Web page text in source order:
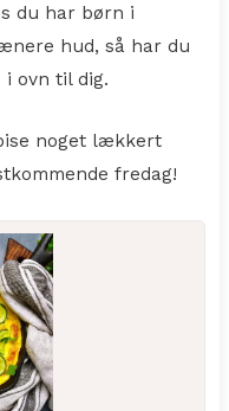
du har børn i
hud, så har du
ovn til dig.
noget lækkert
fredag!